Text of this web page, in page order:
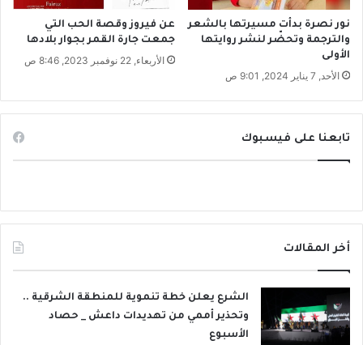
ر
ة
؟
نور نصرة بدأت مسيرتها بالشعر
والترجمة وتحضّر لنشر روايتها
الأولى
الأحد, 7 يناير 2024, 9:01 ص
عن فيروز وقصة الحب التي
جمعت جارة القمر بجوار بلادها
الأربعاء, 22 نوفمبر 2023, 8:46 ص
تابعنا على فيسبوك
أخر المقالات
الشرع يعلن خطة تنموية للمنطقة الشرقية ..
وتحذير أممي من تهديدات داعش _ حصاد
الأسبوع